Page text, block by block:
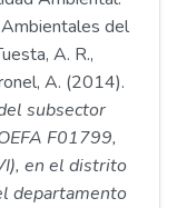
del
A. R.,
A. (2014).
subsector
F01799,
en el distrito
departamento